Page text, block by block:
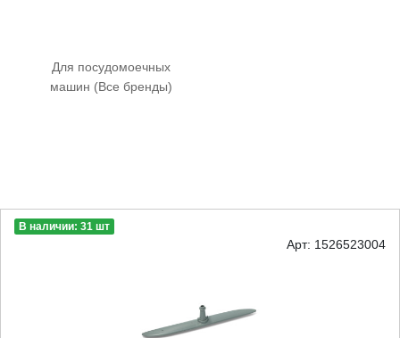
Для посудомоечных
машин (Все бренды)
В наличии: 31 шт
Арт: 1526523004